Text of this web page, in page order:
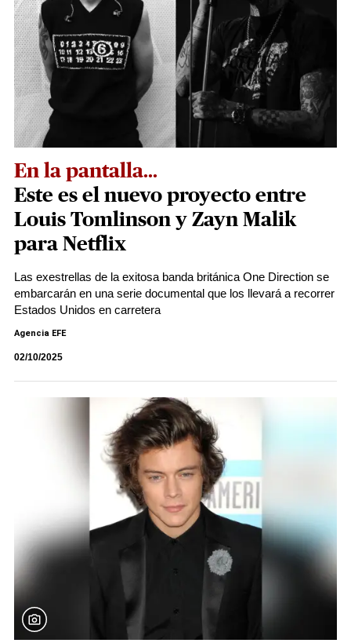
En la pantalla...
Este es el nuevo proyecto entre
Louis Tomlinson y Zayn Malik
para Netflix
Las exestrellas de la exitosa banda británica One Direction se
embarcarán en una serie documental que los llevará a recorrer
Estados Unidos en carretera
Agencia EFE
02/10/2025